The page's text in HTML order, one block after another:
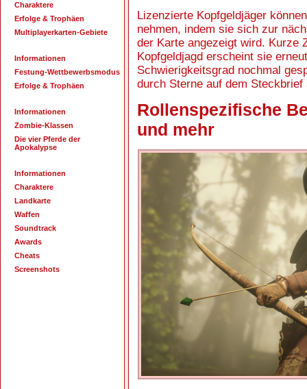
Charaktere
Erfolge & Trophäen
Multiplayerkarten-Gebiete
Informationen
Festung-Wettbewerbsmodus
Erfolge & Trophäen
Informationen
Zombie-Klassen
Die vier Pferde der
Apokalypse
Informationen
Charaktere
Landkarte
Waffen
Soundtrack
Awards
Cheats
Screenshots
Lizenzierte Kopfgeldjäger
nehmen, indem sie sich zur
der Karte angezeigt wird. Kurze
Kopfgeldjagd erscheint sie
Schwierigkeitsgrad nochmal
durch Sterne auf dem Steckbrief
Rollenspezifische
und mehr